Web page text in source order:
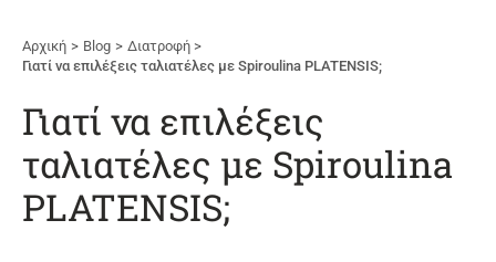
Αρχική Blog
Διατροφή
Γιατί να επιλέξεις ταλιατέλες με Spiroulina PLATENSIS;
Γιατί να επιλέξεις
ταλιατέλες με Spiroulina
PLATENSIS;